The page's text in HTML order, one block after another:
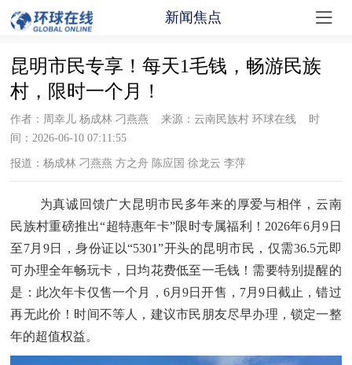
新闻焦点 
昆明市民专享！每天1毛钱，畅游民族
村，限时一个月！
作者：周幸儿 杨成林 刁燕燕 来源：云南民族村 环球在线 时
间：2026-06-10 07:11:55
报道：杨成林 刁燕燕 方之舟 陈应国 徐龙云 李萍
为真诚回馈广大昆明市民多年来的厚爱与相伴，云南
民族村重磅推出“超特惠年卡”限时专属福利！2026年6月9日
至7月9日，身份证以“5301”开头的昆明市民 ，仅需36.5元 即
可办理全年畅玩卡，日均花费低至一毛钱！需要特别提醒的
是：此次年卡仅售一个月 ， 6月9日开售，7月9日截止，错过
再无此价！时间不等人，建议市民朋友尽早办理，锁定一整
年的超值权益。